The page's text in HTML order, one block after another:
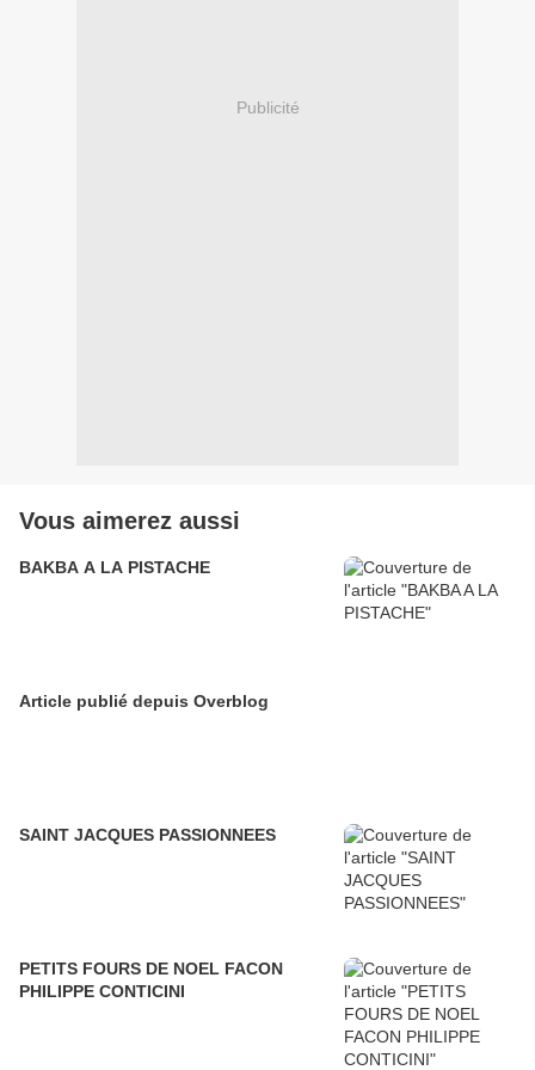
Publicité
Vous aimerez aussi
BAKBA A LA PISTACHE
Article publié depuis Overblog
SAINT JACQUES PASSIONNEES
PETITS FOURS DE NOEL FACON
PHILIPPE CONTICINI